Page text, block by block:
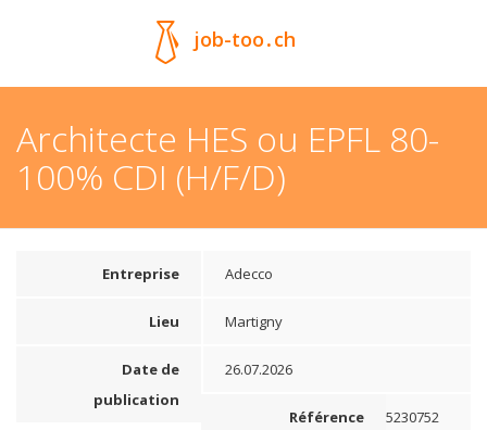
job-too.ch
Architecte HES ou EPFL 80-
100% CDI (H/F/D)
Entreprise Adecco
Lieu Martigny
Date de
publication
26.07.2026
Référence 5230752